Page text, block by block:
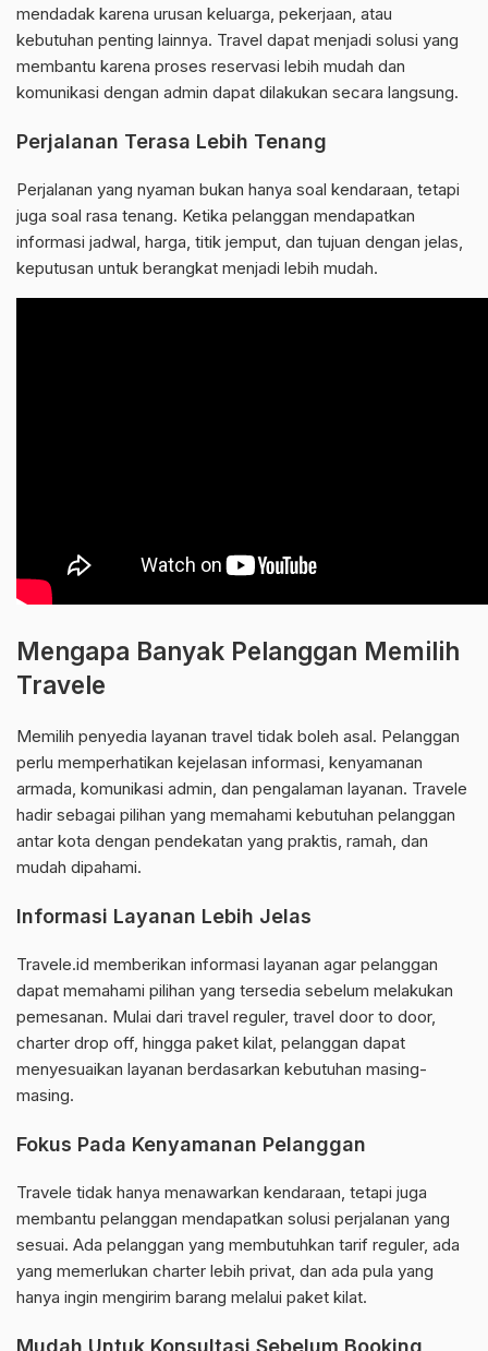
mendadak karena urusan keluarga, pekerjaan, atau
kebutuhan penting lainnya. Travel dapat menjadi solusi yang
membantu karena proses reservasi lebih mudah dan
komunikasi dengan admin dapat dilakukan secara langsung.
Perjalanan Terasa Lebih Tenang
Perjalanan yang nyaman bukan hanya soal kendaraan, tetapi
juga soal rasa tenang. Ketika pelanggan mendapatkan
informasi jadwal, harga, titik jemput, dan tujuan dengan jelas,
keputusan untuk berangkat menjadi lebih mudah.
Mengapa Banyak Pelanggan Memilih
Travele
Memilih penyedia layanan travel tidak boleh asal. Pelanggan
perlu memperhatikan kejelasan informasi, kenyamanan
armada, komunikasi admin, dan pengalaman layanan. Travele
hadir sebagai pilihan yang memahami kebutuhan pelanggan
antar kota dengan pendekatan yang praktis, ramah, dan
mudah dipahami.
Informasi Layanan Lebih Jelas
Travele.id memberikan informasi layanan agar pelanggan
dapat memahami pilihan yang tersedia sebelum melakukan
pemesanan. Mulai dari travel reguler, travel door to door,
charter drop off, hingga paket kilat, pelanggan dapat
menyesuaikan layanan berdasarkan kebutuhan masing-
masing.
Fokus Pada Kenyamanan Pelanggan
Travele tidak hanya menawarkan kendaraan, tetapi juga
membantu pelanggan mendapatkan solusi perjalanan yang
sesuai. Ada pelanggan yang membutuhkan tarif reguler, ada
yang memerlukan charter lebih privat, dan ada pula yang
hanya ingin mengirim barang melalui paket kilat.